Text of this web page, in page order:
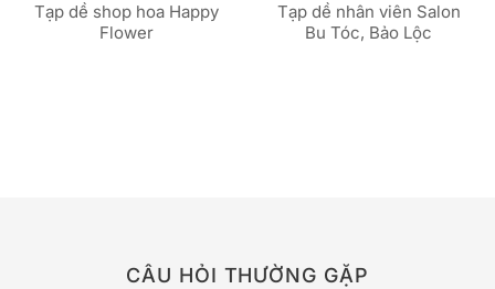
Tạp dề shop hoa Happy
Flower
Tạp dề nhân viên Salon
Bu Tóc, Bảo Lộc
CÂU HỎI THƯỜNG GẶP